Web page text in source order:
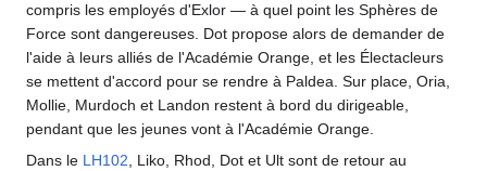
compris les employés d'Exlor — à quel point les Sphères de
Force sont dangereuses. Dot propose alors de demander de
l'aide à leurs alliés de l'Académie Orange, et les Électacleurs
se mettent d'accord pour se rendre à Paldea. Sur place, Oria,
Mollie, Murdoch et Landon restent à bord du dirigeable,
pendant que les jeunes vont à l'Académie Orange.
Dans le LH102, Liko, Rhod, Dot et Ult sont de retour au